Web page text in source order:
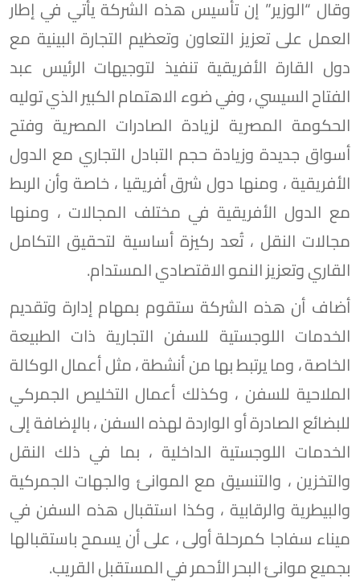
وقال “الوزير” إن تأسيس هذه الشركة يأتي في إطار
العمل على تعزيز التعاون وتعظيم التجارة البينية مع
دول القارة الأفريقية تنفيذ لتوجيهات الرئيس عبد
الفتاح السيسي ، وفي ضوء الاهتمام الكبير الذي توليه
الحكومة المصرية لزيادة الصادرات المصرية وفتح
أسواق جديدة وزيادة حجم التبادل التجاري مع الدول
الأفريقية ، ومنها دول شرق أفريقيا ، خاصة وأن الربط
مع الدول الأفريقية في مختلف المجالات ، ومنها
مجالات النقل ، تُعد ركيزة أساسية لتحقيق التكامل
القاري وتعزيز النمو الاقتصادي المستدام.
أضاف أن هذه الشركة ستقوم بمهام إدارة وتقديم
الخدمات اللوجستية للسفن التجارية ذات الطبيعة
الخاصة ، وما يرتبط بها من أنشطة ، مثل أعمال الوكالة
الملاحية للسفن ، وكذلك أعمال التخليص الجمركي
للبضائع الصادرة أو الواردة لهذه السفن ، بالإضافة إلى
الخدمات اللوجستية الداخلية ، بما في ذلك النقل
والتخزين ، والتنسيق مع الموانئ والجهات الجمركية
والبيطرية والرقابية ، وكذا استقبال هذه السفن في
ميناء سفاجا كمرحلة أولى ، على أن يسمح باستقبالها
بجميع موانئ البحر الأحمر في المستقبل القريب.